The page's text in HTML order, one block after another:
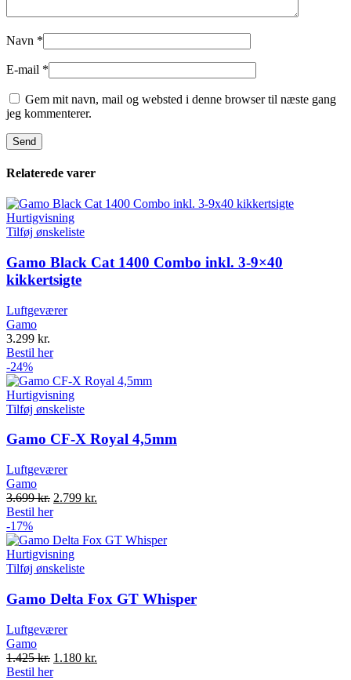
Navn *
E-mail *
Gem mit navn, mail og websted i denne browser til næste gang
jeg kommenterer.
Relaterede varer
Hurtigvisning
Tilføj ønskeliste
Gamo Black Cat 1400 Combo inkl. 3-9×40
kikkertsigte
Luftgeværer
Gamo
3.299 kr.
Bestil her
-24%
Hurtigvisning
Tilføj ønskeliste
Gamo CF-X Royal 4,5mm
Luftgeværer
Gamo
3.699kr. Original
price
3.699 kr..
2.799 kr.
2.799 kr..
Bestil her
-17%
Hurtigvisning
Tilføj ønskeliste
Gamo Delta Fox GT Whisper
Luftgeværer
Gamo
1.425kr. Original
price
1.180 kr.
Bestil her